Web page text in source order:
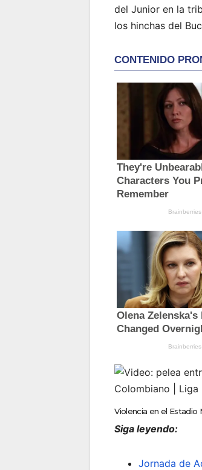
del Junior en la
los hinchas del
Violencia en el
Siga leyendo:
Jornada de